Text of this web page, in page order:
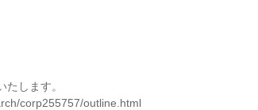
します。
corp255757/outline.html